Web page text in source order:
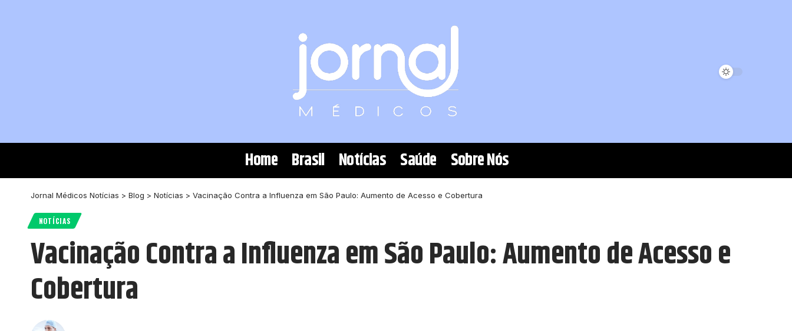
Home Brasil Notícias Saúde Sobre Nós
Jornal Médicos Notícias > Blog > Notícias > Vacinação Contra a Influenza em São Paulo: Aumento de Acesso e Cobertura
NOTÍCIAS
Vacinação Contra a Influenza em São Paulo: Aumento de Acesso e
Cobertura